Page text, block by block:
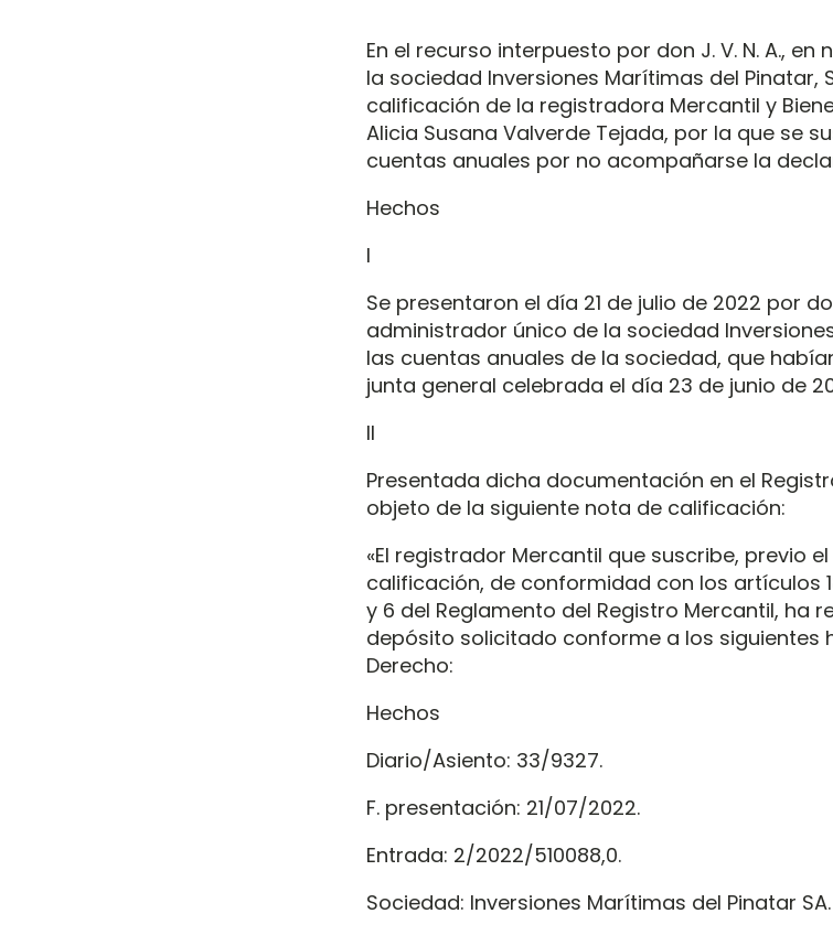
En el recurso interpuesto por don J. V. N. A.,
la sociedad Inversiones Marítimas del Pinatar,
calificación de la registradora Mercantil y
Alicia Susana Valverde Tejada, por la que se
cuentas anuales por no acompañarse la
Hechos
I
Se presentaron el día 21 de julio de 2022 por
administrador único de la sociedad
las cuentas anuales de la sociedad, que
junta general celebrada el día 23 de junio de
II
Presentada dicha documentación en el
objeto de la siguiente nota de calificación:
«El registrador Mercantil que suscribe, previo
calificación, de conformidad con los artículos
y 6 del Reglamento del Registro Mercantil, ha
depósito solicitado conforme a los siguientes
Derecho:
Hechos
Diario/Asiento: 33/9327.
F. presentación: 21/07/2022.
Entrada: 2/2022/510088,0.
Sociedad: Inversiones Marítimas del Pinatar SA.